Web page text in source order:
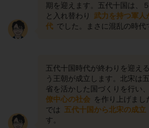
期を迎えます。五代十国は、
と入れ替わり
武力を持つ軍人
代 でした。まさに混乱の時代
五代十国時代が終わりを迎え
う王朝が成立します。北宋は
省を活かした国づくりを行い
僚中心の社会 を作り上げまし
では 五代十国から北宋の成立
す。